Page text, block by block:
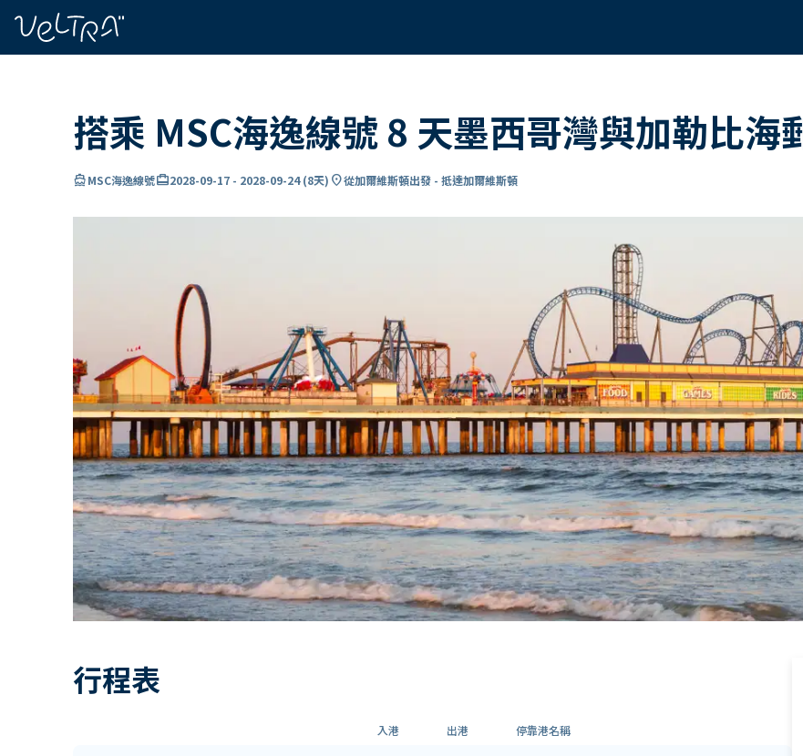
搭乘 MSC海逸線號 8 天墨西哥灣與加勒比海
directions_boatMSC海逸線號card_travel2028-09-17 - 2028-09-24(8天) location_on從加爾維斯頓出發 - 抵達加爾維斯頓
行程表
入港 出港 停靠港名稱